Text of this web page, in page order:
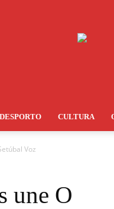
DESPORTO CULTURA
Voz
une O